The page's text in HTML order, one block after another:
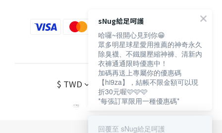
$ TWD 繁體中文
sNug給足呵護
哈囉~很開心見到你😁
眾多明星球星愛用推薦的神奇永久
除臭襪、不鐵腿壓縮神褲、清新內
衣褲通通限時優惠中！
加碼再送上專屬你的優惠碼
【hi9za】，結帳不限金額可以現
折30元喔🩷🩷🩷
*每張訂單限用一種優惠碼*
回覆至 sNug給足呵護